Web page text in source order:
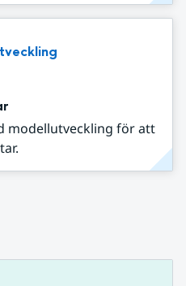
modellutveckling för att